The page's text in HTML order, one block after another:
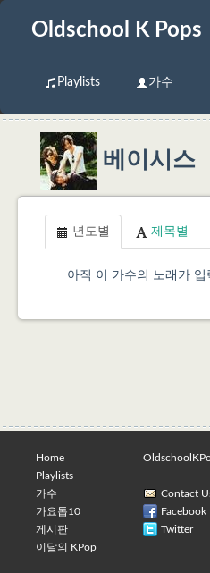
Oldschool K Pops
Playlists 가수
베이시스
년도별 제목별
아직 이 가수의 노래가
Home
Playlists
가수
가요톱10
게시판
이달의 KPop
Contact
Facebook
Twitter